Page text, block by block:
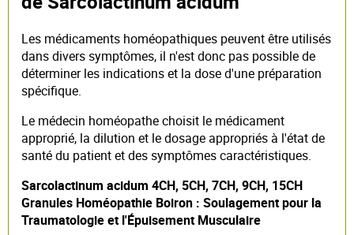
Les médicaments homéopathiques peuvent être utilisés
dans divers symptômes, il n'est donc pas possible de
déterminer les indications et la dose d'une préparation
spécifique.
Le médecin homéopathe choisit le médicament
approprié, la dilution et le dosage appropriés à l'état de
santé du patient et des symptômes caractéristiques.
Sarcolactinum acidum 4CH, 5CH, 7CH, 9CH, 15CH
Granules Homéopathie Boiron : Soulagement pour la
Traumatologie et l'Épuisement Musculaire